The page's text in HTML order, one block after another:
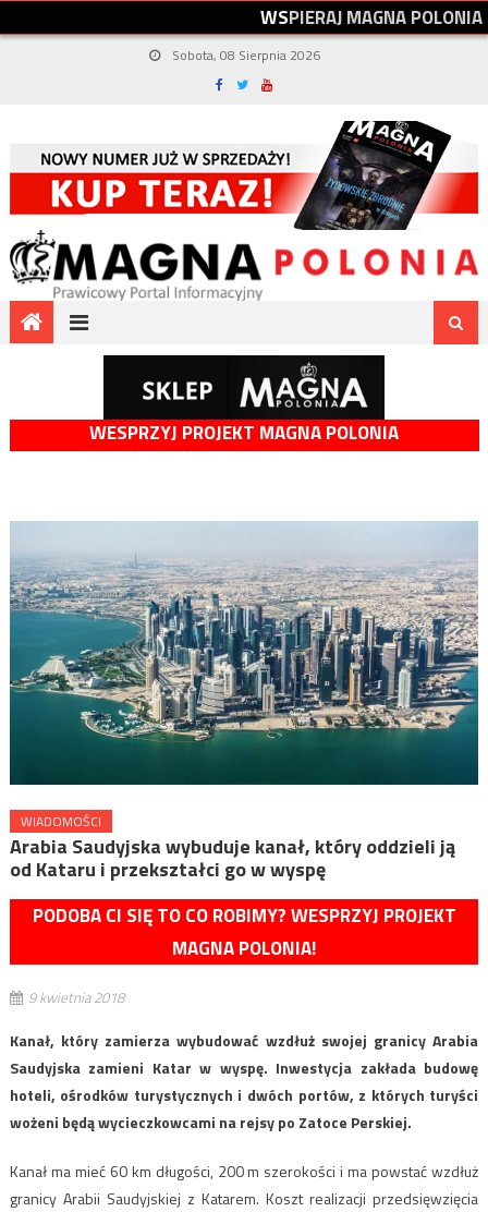
WSPIERAJMAGNAPOLONIA
Sobota, 08 Sierpnia 2026
WESPRZYJ PROJEKT MAGNA POLONIA
WIADOMOŚCI
Arabia Saudyjska wybuduje kanał, który oddzieli ją
od Kataru i przekształci go w wyspę
PODOBA CI SIĘ TO CO ROBIMY? WESPRZYJ PROJEKT
MAGNA POLONIA!
9 kwietnia 2018
Kanał, który zamierza wybudować wzdłuż swojej granicy Arabia
Saudyjska zamieni Katar w wyspę. Inwestycja zakłada budowę
hoteli, ośrodków turystycznych i dwóch portów, z których turyści
wożeni będą wycieczkowcami na rejsy po Zatoce Perskiej.
Kanał ma mieć 60 km długości, 200 m szerokości i ma powstać wzdłuż
granicy Arabii Saudyjskiej z Katarem. Koszt realizacji przedsięwzięcia